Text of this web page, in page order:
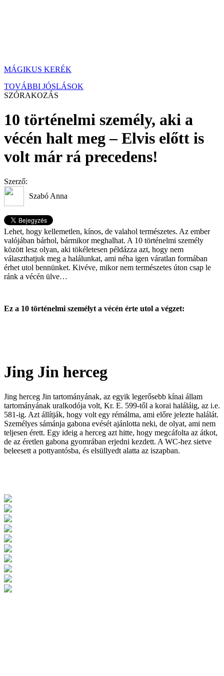
MÁGIKUS KERÉK
TOVÁBBI JÓSLÁSOK
SZÓRAKOZÁS
10 történelmi személy, aki a
vécén halt meg – Elvis előtt is
volt már rá precedens!
Szerző:
Szabó Anna
Lehet, hogy kellemetlen, kínos, de valahol természetes. Az ember
valójában bárhol, bármikor meghalhat. A 10 történelmi személy
között lesz olyan, aki tökéletesen példázza azt, hogy nem
választhatjuk meg a halálunkat, ami néha igen váratlan formában
érhet utol bennünket. Kivéve, mikor nem természetes úton csap le
ránk a vécén ülve…
Ez a 10 történelmi személyt a vécén érte utol a végzet:
Jing Jin herceg
Jing herceg Jin tartományának, az egyik legerősebb kínai állam
tartományának uralkodója volt, Kr. E. 599-től a korai haláláig, az i.e.
581-ig. Azt állítják, hogy volt egy rémálma, ami előre jelezte halálát.
Személyes sámánja gabona evését ajánlotta neki, de olyat, ami nem
teljesen érett. Egy ideig a herceg azt hitte, hogy megcáfolta az átkot,
de az éretlen gabona gyomrában erjedni kezdett. A WC-hez sietve
beleesett a pottyantósba, és elsüllyedt alatta az iszapban.